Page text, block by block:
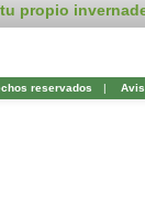
propio
reservados |